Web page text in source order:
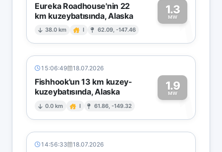
Eureka Roadhouse'nin 22
km kuzeybatısında, Alaska
38.0 km I 62.09, -147.46
1.3
MW1
15:06:49 18.07.2026
Fishhook'un 13 km kuzey-
kuzeybatısında, Alaska
0.0 km I 61.86, -149.32
1.9
MW1
14:56:33 18.07.2026